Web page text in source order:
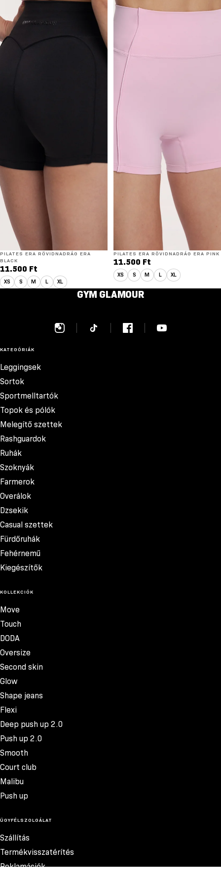
ÚJ
PILATES ERA RÖVIDNADRÁG ERA
BLACK
11.500 Ft
XS S M L XL
ÚJ
PILATES ERA RÖVIDNADRÁG ERA PINK
11.500 Ft
XS S M L XL
GYM GLAMOUR
KATEGÓRIÁK
Leggingsek
Sortok
Sportmelltartók
Topok és pólók
Melegítő szettek
Rashguardok
Ruhák
Szoknyák
Farmerok
Overálok
Dzsekik
Casual szettek
Fürdőruhák
Fehérnemű
Kiegészítők
KOLLEKCIÓK
Move
Touch
DODA
Oversize
Second skin
Glow
Shape jeans
Flexi
Deep push up 2.0
Push up 2.0
Smooth
Court club
Malibu
Push up
ÜGYFÉLSZOLGÁLAT
Szállítás
Termékvisszatérítés
Reklamációk